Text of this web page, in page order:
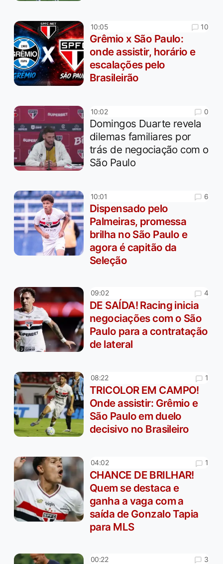
10:05 10
Grêmio x São Paulo:
onde assistir, horário e
escalações pelo
Brasileirão
10:02 0
Domingos Duarte revela
dilemas familiares por
trás de negociação com o
São Paulo
10:01 6
Dispensado pelo
Palmeiras, promessa
brilha no São Paulo e
agora é capitão da
Seleção
09:02 4
DE SAÍDA! Racing inicia
negociações com o São
Paulo para a contratação
de lateral
08:22 1
TRICOLOR EM CAMPO!
Onde assistir: Grêmio e
São Paulo em duelo
decisivo no Brasileiro
04:02 1
CHANCE DE BRILHAR!
Quem se destaca e
ganha a vaga com a
saída de Gonzalo Tapia
para MLS
00:22 3